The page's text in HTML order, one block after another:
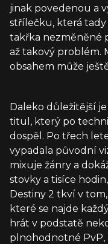
jinak povedenou a
střílečku, která
takřka nezměněné
až takový problém.
obsahem může
Daleko důležitější
titul, který po
dospěl. Po třech
vypadala původní
mixuje žánry a
stovky a tisíce
Destiny 2 tkví v
které se najde
hrát v podstatě
plnohodnotné PvP,